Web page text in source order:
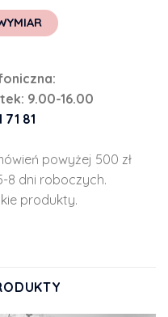
9.00-16.00
71 81
powyżej 500 zł
8 dni roboczych.
produkty.